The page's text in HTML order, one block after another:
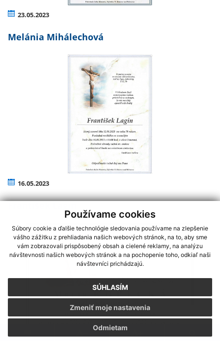
Používame cookies
Súbory cookie a ďalšie technológie sledovania používame na zlepšenie
vášho zážitku z prehliadania našich webových stránok, na to, aby sme
vám zobrazovali prispôsobený obsah a cielené reklamy, na analýzu
návštevnosti našich webových stránok a na pochopenie toho, odkiaľ naši
návštevníci prichádzajú.
SÚHLASÍM
Odmietam
Zmeniť moje nastavenia
23.05.2023
Melánia Mihálechová
16.05.2023